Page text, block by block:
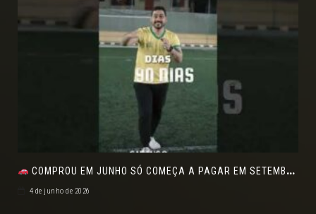
COMPROU EM JUNHO SÓ COMEÇA A PAGAR EM SETEMBRO!NO FEIRÃO DE VERDADE EM ARACJU
4 de junho de 2026